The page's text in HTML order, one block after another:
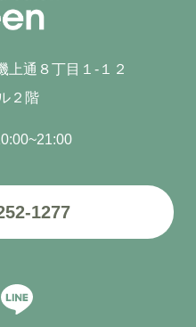
上通８丁目１-１２
２階
1277